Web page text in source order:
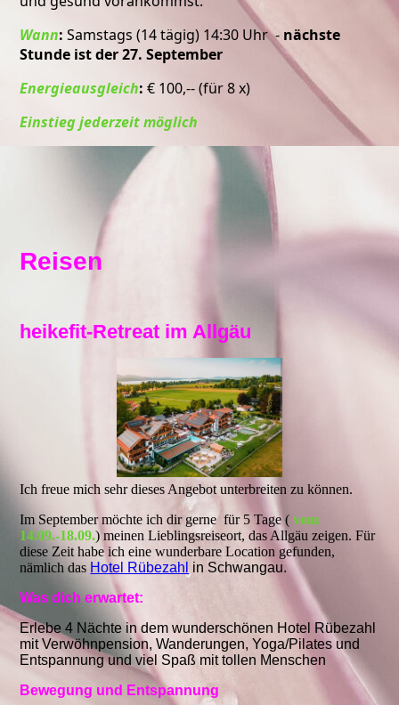
Wann: Samstags (14 tägig) 14:30 Uhr - nächste
Stunde ist der 27. September
Energieausgleich: € 100,-- (für 8 x)
Einstieg jederzeit möglich
Reisen
heikefit-Retreat im Allgäu
Ich freue mich sehr dieses Angebot unterbreiten zu können.
Im September möchte ich dir gerne für 5 Tage ( vom
14.09.-18.09.) meinen Lieblingsreiseort, das Allgäu zeigen. Für
diese Zeit habe ich eine wunderbare Location gefunden,
nämlich das Hotel Rübezahl in Schwangau.
Was dich erwartet:
Erlebe 4 Nächte in dem wunderschönen Hotel Rübezahl
mit Verwöhnpension, Wanderungen, Yoga/Pilates und
Entspannung und viel Spaß mit tollen Menschen
Bewegung und Entspannung